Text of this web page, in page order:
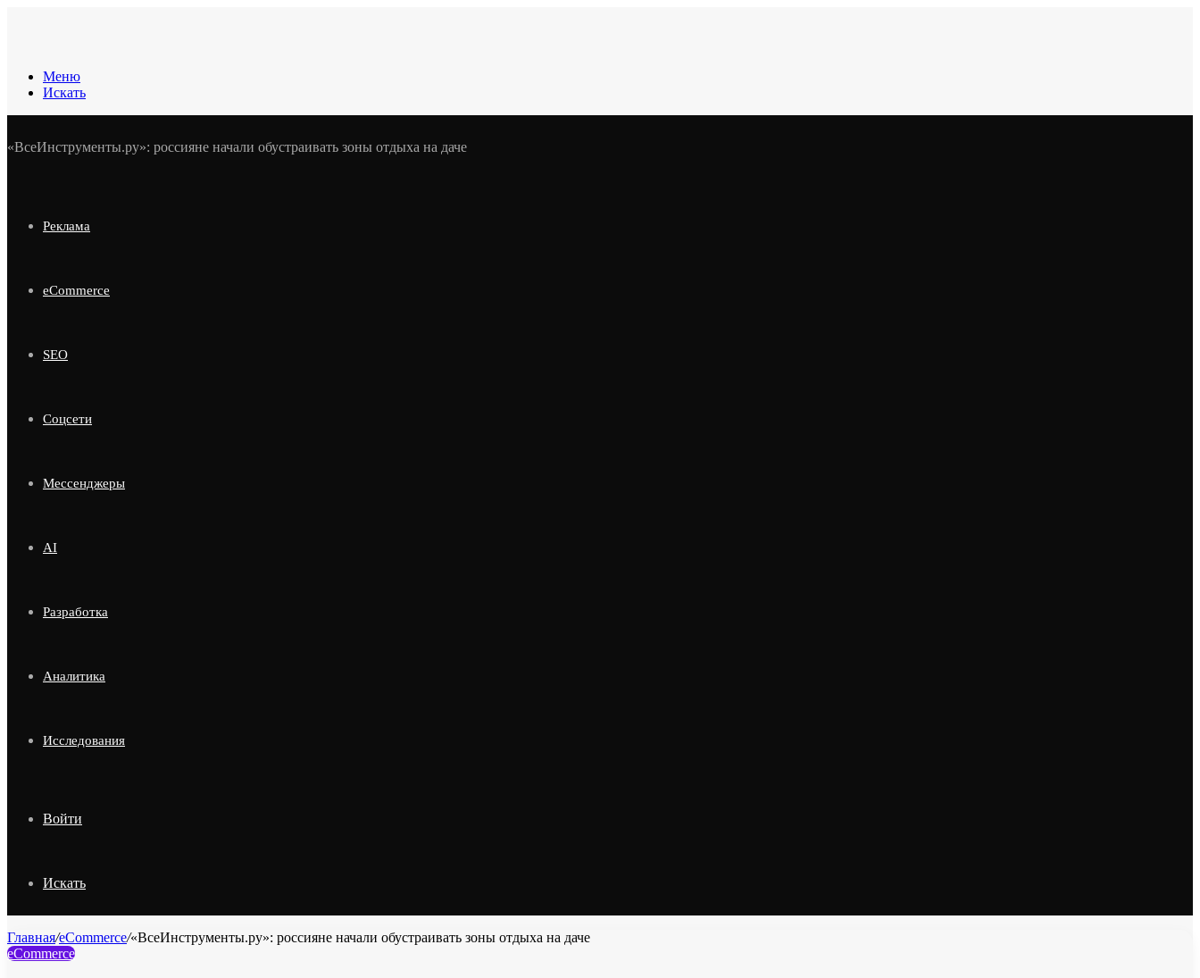
Меню
Искать
«ВсеИнструменты.ру»: россияне начали обустраивать зоны отдыха на даче
Реклама
eCommerce
SEO
Соцсети
Мессенджеры
AI
Разработка
Аналитика
Исследования
Войти
Искать
Главная/eCommerce/«ВсеИнструменты.ру»: россияне начали обустраивать зоны отдыха на даче
eCommerce